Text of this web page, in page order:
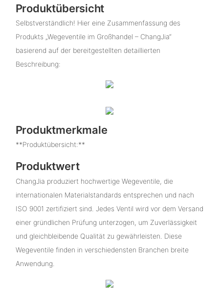
Produktübersicht
Selbstverständlich! Hier eine Zusammenfassung des
Produkts „Wegeventile im Großhandel – ChangJia“
basierend auf der bereitgestellten detaillierten
Beschreibung:
Produktmerkmale
**Produktübersicht:**
Produktwert
ChangJia produziert hochwertige Wegeventile, die
internationalen Materialstandards entsprechen und nach
ISO 9001 zertifiziert sind. Jedes Ventil wird vor dem Versand
einer gründlichen Prüfung unterzogen, um Zuverlässigkeit
und gleichbleibende Qualität zu gewährleisten. Diese
Wegeventile finden in verschiedensten Branchen breite
Anwendung.